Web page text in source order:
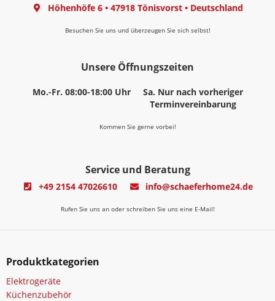
Höhenhöfe 6• 47918 Tönisvorst• Deutschland
Besuchen Sie uns und überzeugen Sie sich selbst!
Unsere Öffnungszeiten
Mo.-Fr. 08:00-18:00 Uhr
Sa. Nur nach vorheriger
Terminvereinbarung
Kommen Sie gerne vorbei!
Service und Beratung
+49 2154 47026610 info@schaeferhome24.de
Rufen Sie uns an oder schreiben Sie uns eine E-Mail!
Produktkategorien
Elektrogeräte
Küchenzubehör